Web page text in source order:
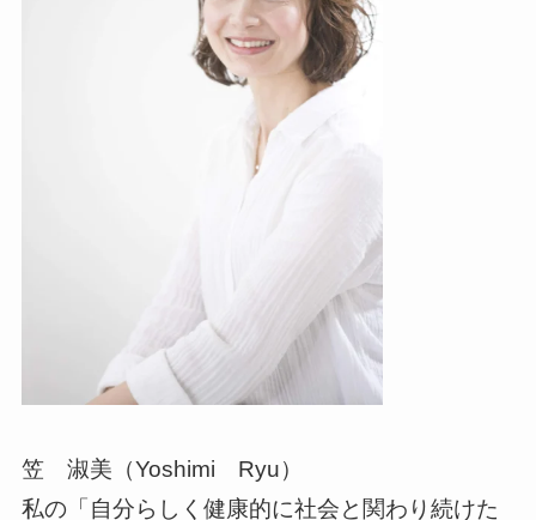
笠 淑美（Yoshimi Ryu）
私の「自分らしく健康的に社会と関わり続けた